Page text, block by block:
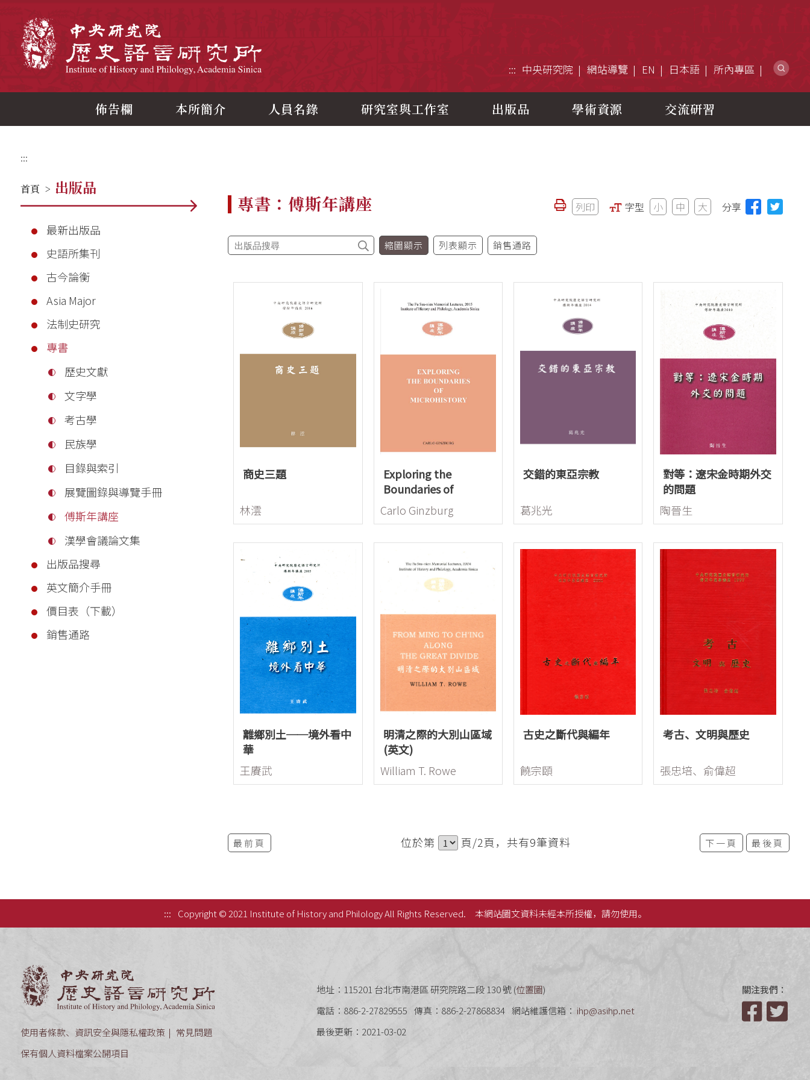
::: 中央研究院 網站導覽 EN 日本語 所內專區
佈告欄 本所簡介 人員名錄 研究室與工作室 出版品 學術資源 交流研習
:::
首頁 > 出版品
最新出版品
史語所集刊
古今論衡
Asia Major
法制史研究
專書
歷史文獻
文字學
考古學
民族學
目錄與索引
展覽圖錄與導覽手冊
傅斯年講座
漢學會議論文集
出版品搜尋
英文簡介手冊
價目表（下載）
銷售通路
專書：傅斯年講座 列印 字型 小 中 大 分享
縮圖顯示 列表顯示 銷售通路
商史三題
林澐
Exploring the
Boundaries of
Microhistory
Carlo Ginzburg
交錯的東亞宗教
葛兆光
對等：遼宋金時期外交
的問題
陶晉生
離鄉別土──境外看中
華
王賡武
明清之際的大別山區域
(英文)
William T. Rowe
古史之斷代與編年
饒宗頤
考古、文明與歷史
張忠培、俞偉超
位於第 頁/2頁，共有9筆資料
最前頁 下一頁 最後頁
::: Copyright © 2021 Institute of History and Philology All Rights Reserved. 本網站圖文資料未經本所授權，請勿使用。
使用者條款、資訊安全與隱私權政策
常見問題
保有個人資料檔案公開項目
地址：115201 台北市南港區 研究院路二段 130 號 (位置圖)
電話：886-2-27829555 傳真：886-2-27868834 網站維護信箱： ihp@asihp.net
最後更新：2021-03-02
關注我們：
Facebook